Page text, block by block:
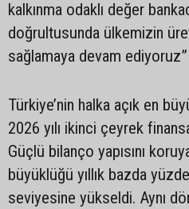
kalkınma odaklı değer
doğrultusunda ülkemizin
sağlamaya devam
Türkiye’nin halka açık en
2026 yılı ikinci çeyrek
Güçlü bilanço yapısını
büyüklüğü yıllık bazda
seviyesine yükseldi. Aynı